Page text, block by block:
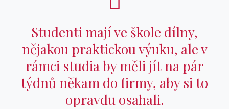
Studenti mají ve škole dílny,
nějakou praktickou výuku, ale v
rámci studia by měli jít na pár
týdnů někam do firmy, aby si to
opravdu osahali.